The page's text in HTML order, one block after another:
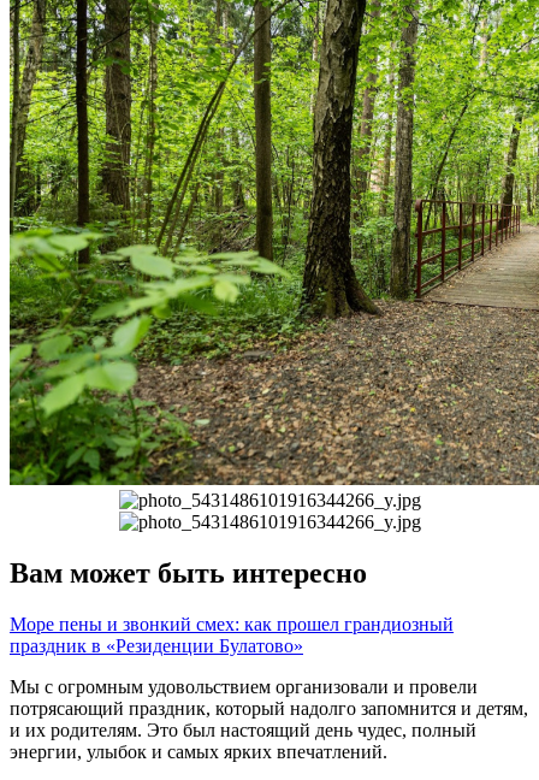
Вам может быть интересно
Море пены и звонкий смех: как прошел грандиозный
праздник в «Резиденции Булатово»
Мы с огромным удовольствием организовали и провели
потрясающий праздник, который надолго запомнится и детям,
и их родителям. Это был настоящий день чудес, полный
энергии, улыбок и самых ярких впечатлений.